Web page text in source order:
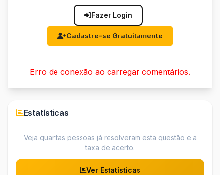
Fazer Login
Cadastre-se Gratuitamente
Erro de conexão ao carregar comentários.
Estatísticas
Veja quantas pessoas já resolveram esta questão e a
taxa de acerto.
Ver Estatísticas